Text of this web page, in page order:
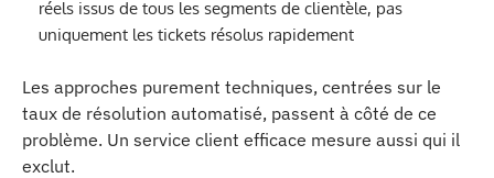
réels issus de tous les segments de clientèle, pas
uniquement les tickets résolus rapidement
Les approches purement techniques, centrées sur le
taux de résolution automatisé, passent à côté de ce
problème. Un service client efficace mesure aussi qui il
exclut.